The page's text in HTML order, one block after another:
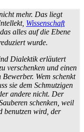
mehr. Das liegt
Wissenschaft
alles auf die Ebene
wurde.
Dialektik erläutert
verschenken und einen
Wem schenkt
sie dem Schmutzigen
andere nicht. Der
schenken, weil
benutzen wird, der